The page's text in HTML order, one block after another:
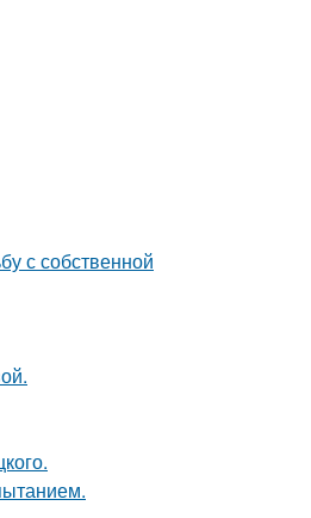
с собственной